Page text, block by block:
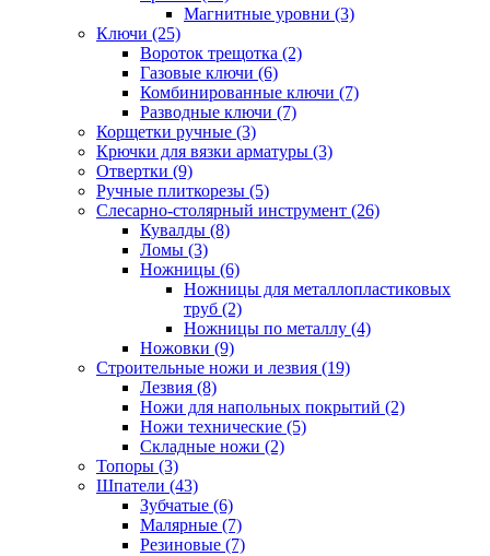
Магнитные уровни (3)
Ключи (25)
Вороток трещотка (2)
Газовые ключи (6)
Комбинированные ключи (7)
Разводные ключи (7)
Корщетки ручные (3)
Крючки для вязки арматуры (3)
Отвертки (9)
Ручные плиткорезы (5)
Слесарно-столярный инструмент (26)
Кувалды (8)
Ломы (3)
Ножницы (6)
Ножницы для металлопластиковых
труб (2)
Ножницы по металлу (4)
Ножовки (9)
Строительные ножи и лезвия (19)
Лезвия (8)
Ножи для напольных покрытий (2)
Ножи технические (5)
Складные ножи (2)
Топоры (3)
Шпатели (43)
Зубчатые (6)
Малярные (7)
Резиновые (7)